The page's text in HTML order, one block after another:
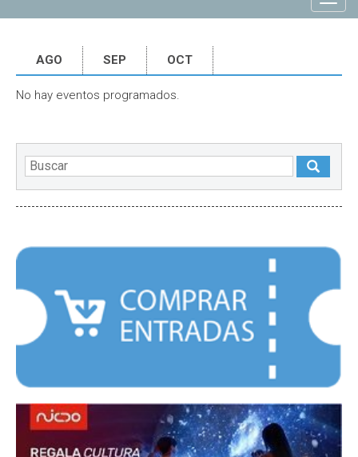
AGO SEP OCT
No hay eventos programados.